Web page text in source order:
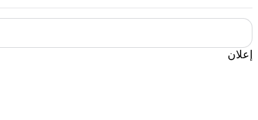
إعلان